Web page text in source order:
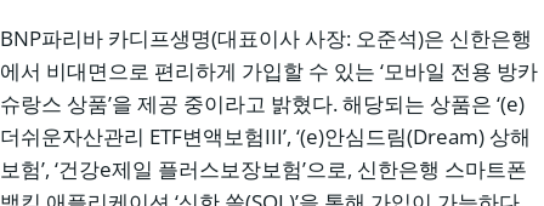
BNP파리바 카디프생명(대표이사 사장: 오준석)은 신한은행
에서 비대면으로 편리하게 가입할 수 있는 ‘모바일 전용 방카
슈랑스 상품’을 제공 중이라고 밝혔다. 해당되는 상품은 ‘(e)
더쉬운자산관리 ETF변액보험III’, ‘(e)안심드림(Dream) 상해
보험’, ‘건강e제일 플러스보장보험’으로, 신한은행 스마트폰